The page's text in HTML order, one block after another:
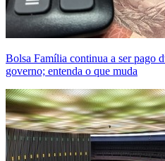
Bolsa Família continua a ser pago
governo; entenda o que muda